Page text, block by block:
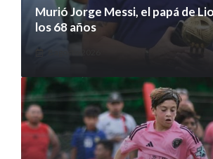
Murió Jorge Messi, el papá de
los 68 años